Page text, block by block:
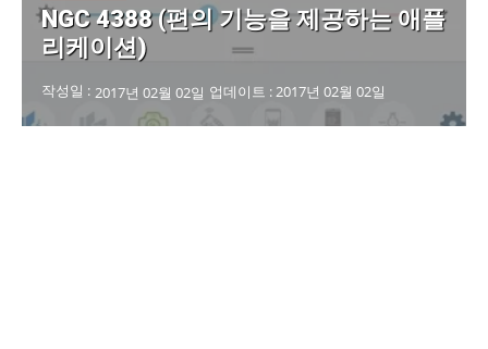
NGC 4388 (편의 기능을 제공하는 애플
리케이션)
작성일 : 2017년 02월 02일 업데이트 :2017년 02월 02일